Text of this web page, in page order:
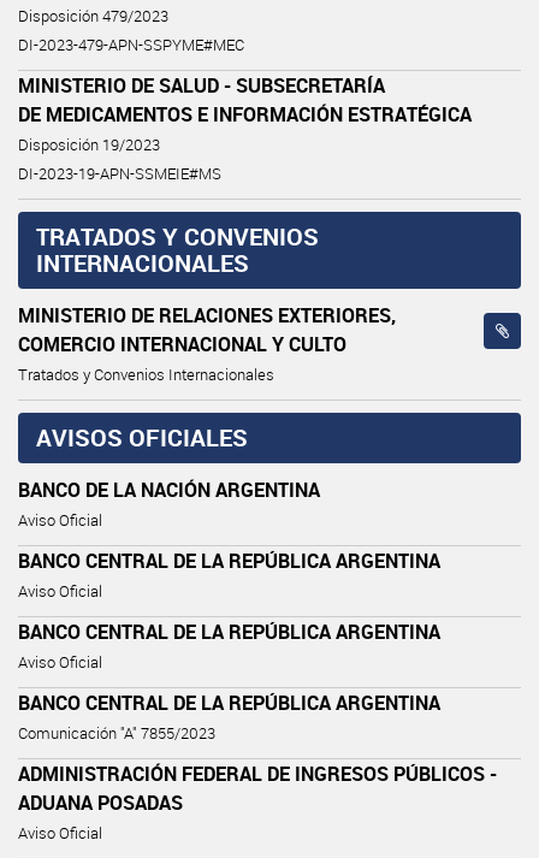
Disposición 479/2023
DI-2023-479-APN-SSPYME#MEC
MINISTERIO DE SALUD - SUBSECRETARÍA
DE MEDICAMENTOS E INFORMACIÓN ESTRATÉGICA
Disposición 19/2023
DI-2023-19-APN-SSMEIE#MS
TRATADOS Y CONVENIOS
INTERNACIONALES
MINISTERIO DE RELACIONES EXTERIORES,
COMERCIO INTERNACIONAL Y CULTO
Tratados y Convenios Internacionales
AVISOS OFICIALES
BANCO DE LA NACIÓN ARGENTINA
Aviso Oficial
BANCO CENTRAL DE LA REPÚBLICA ARGENTINA
Aviso Oficial
BANCO CENTRAL DE LA REPÚBLICA ARGENTINA
Aviso Oficial
BANCO CENTRAL DE LA REPÚBLICA ARGENTINA
Comunicación "A" 7855/2023
ADMINISTRACIÓN FEDERAL DE INGRESOS PÚBLICOS -
ADUANA POSADAS
Aviso Oficial